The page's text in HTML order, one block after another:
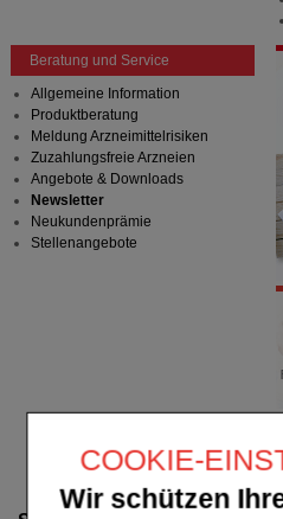
COOKIE-
Wir schützen
Beratung und Service
Allgemeine Information
Produktberatung
Meldung Arzneimittelrisiken
Zuzahlungsfreie Arzneien
Angebote & Downloads
Newsletter
Neukundenprämie
Stellenangebote